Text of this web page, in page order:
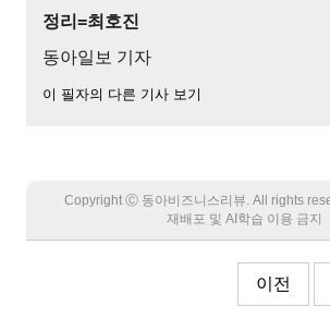
정리=최호진
동아일보 기자
이 필자의 다른 기사 보기
Copyright Ⓒ 동아비즈니스리뷰. All rights
재배포 및 AI학습 이용 금지
이전